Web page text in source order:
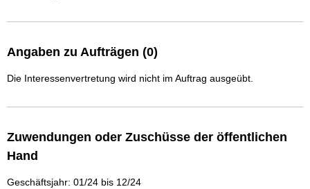
Angaben zu Aufträgen (0)
Die Interessenvertretung wird nicht im Auftrag ausgeübt.
Zuwendungen oder Zuschüsse der öffentlichen
Hand
Geschäftsjahr: 01/24 bis 12/24